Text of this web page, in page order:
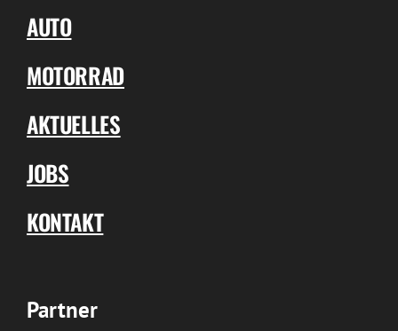
AUTO
MOTORRAD
AKTUELLES
JOBS
KONTAKT
Partner